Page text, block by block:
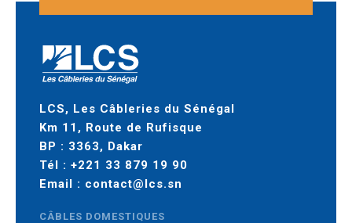
LCS, Les Câbleries du Sénégal
Km 11, Route de Rufisque
BP : 3363, Dakar
Tél : +221 33 879 19 90
Email : contact@lcs.sn
CÂBLES DOMESTIQUES